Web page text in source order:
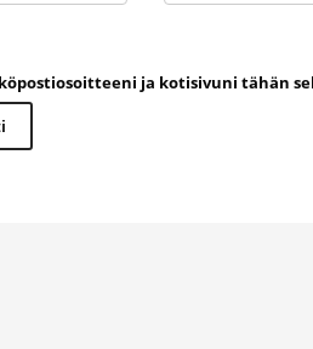
ja kotisivuni tähän